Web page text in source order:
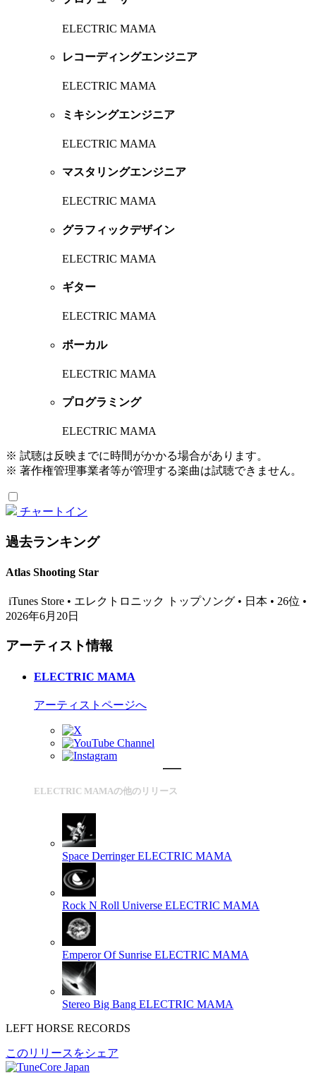
ELECTRIC MAMA
レコーディングエンジニア
ELECTRIC MAMA
ミキシングエンジニア
ELECTRIC MAMA
マスタリングエンジニア
ELECTRIC MAMA
グラフィックデザイン
ELECTRIC MAMA
ギター
ELECTRIC MAMA
ボーカル
ELECTRIC MAMA
プログラミング
ELECTRIC MAMA
※ 試聴は反映までに時間がかかる場合があります。
※ 著作権管理事業者等が管理する楽曲は試聴できません。
チャートイン
過去ランキング
Atlas Shooting Star
iTunes Store • エレクトロニック トップソング • 日本 • 26位 •
2026年6月20日
アーティスト情報
ELECTRIC MAMA
アーティストページへ
ELECTRIC MAMAの他のリリース
Space Derringer ELECTRIC MAMA
Rock N Roll Universe ELECTRIC MAMA
Emperor Of Sunrise ELECTRIC MAMA
Stereo Big Bang ELECTRIC MAMA
LEFT HORSE RECORDS
このリリースをシェア